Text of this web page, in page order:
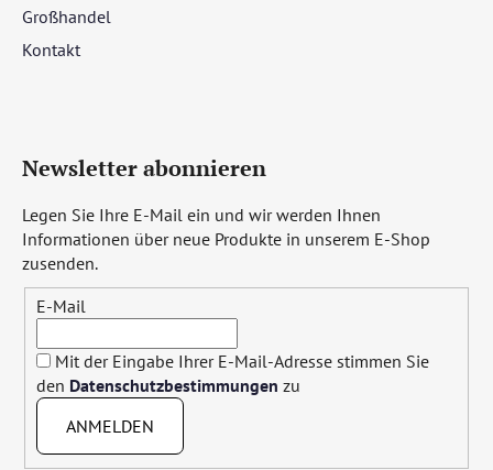
Großhandel
Kontakt
Newsletter abonnieren
Legen Sie Ihre E-Mail ein und wir werden Ihnen
Informationen über neue Produkte in unserem E-Shop
zusenden.
E-Mail
Mit der Eingabe Ihrer E-Mail-Adresse stimmen Sie
den Datenschutzbestimmungen zu
ANMELDEN